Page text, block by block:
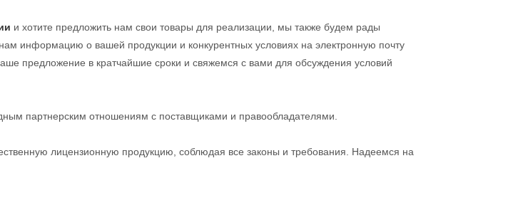
и хотите предложить нам свои товары для реализации, мы также будем рады
информацию о вашей продукции и конкурентных условиях на электронную почту
предложение в кратчайшие сроки и свяжемся с вами для обсуждения условий
партнерским отношениям с поставщиками и правообладателями.
лицензионную продукцию, соблюдая все законы и требования. Надеемся на